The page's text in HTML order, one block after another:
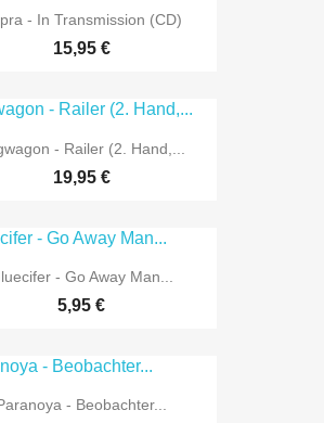
- In Transmission (CD)
15,95 €
- Railer (2. Hand,...
19,95 €
- Go Away Man...
5,95 €
- Beobachter...